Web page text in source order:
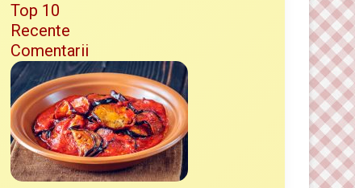
Top 10
Recente
Comentarii